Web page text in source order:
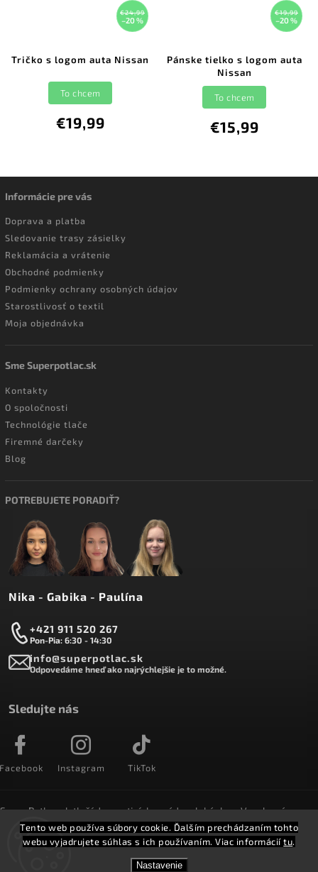
Tento web používa súbory cookie. Ďalším prechádzaním tohto
webu vyjadrujete súhlas s ich používaním. Viac informáciítu.
Nastavenie
€24,99
–20 %
Tričko s logom auta Nissan
€19,99
To chcem
€19,99
–20 %
Pánske tielko s logom auta
Nissan
€15,99
To chcem
Informácie pre vás
Doprava a platba
Sledovanie trasy zásielky
Reklamácia a vrátenie
Obchodné podmienky
Podmienky ochrany osobných údajov
Starostlivosť o textil
Moja objednávka
Sme Superpotlac.sk
Kontakty
O spoločnosti
Technológie tlače
Firemné darčeky
Blog
POTREBUJETE PORADIŤ?
Nika - Gabika - Paulína
+421 911 520 267
Pon-Pia: 6:30 - 14:30
info@superpotlac.sk
Odpovedáme hneď ako najrýchlejšie je to možné.
Sledujte nás
Instagram TikTok
SuperPotlac.sk tlačí denne tisícky módnych kúskov. Vyrobené na
Slovensku a doručované do celého sveta :)
SuperPotlač.sk. Všetky práva vyhradené.